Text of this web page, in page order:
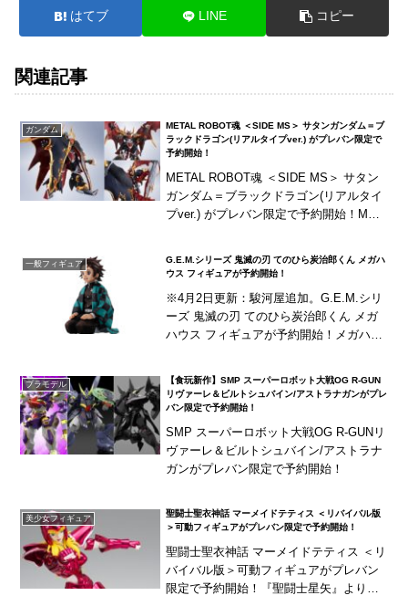
はてブ LINE コピー
関連記事
ガンダム
METAL ROBOT魂 ＜SIDE MS＞ サタンガンダム＝ブ
ラックドラゴン(リアルタイプver.) がプレバン限定で
予約開始！
METAL ROBOT魂 ＜SIDE MS＞ サタン
ガンダム＝ブラックドラゴン(リアルタイ
プver.) がプレバン限定で予約開始！MET
一般フィギュア
G.E.M.シリーズ 鬼滅の刃 てのひら炭治郎くん メガハ
ウス フィギュアが予約開始！
※4月2日更新：駿河屋追加。G.E.M.シリ
ーズ 鬼滅の刃 てのひら炭治郎くん メガ
ハウス フィギュアが予約開始！メガハウ
ライン...
プラモデル
【食玩新作】SMP スーパーロボット大戦OG R-GUN
リヴァーレ＆ビルトシュバイン/アストラナガンがプレ
バン限定で予約開始！
SMP スーパーロボット大戦OG R-GUNリ
ヴァーレ＆ビルトシュバイン/アストラナ
ガンがプレバン限定で予約開始！
美少女フィギュア
聖闘士聖衣神話 マーメイドテティス ＜リバイバル版
＞可動フィギュアがプレバン限定で予約開始！
聖闘士聖衣神話 マーメイドテティス ＜リ
バイバル版＞可動フィギュアがプレバン
限定で予約開始！『聖闘士星矢』より、